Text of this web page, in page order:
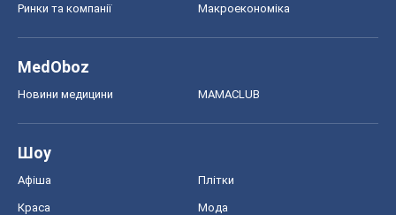
Ринки та компанії Макроекономіка
MedOboz
Новини медицини MAMACLUB
Шоу
Афіша Плітки
Краса Мода